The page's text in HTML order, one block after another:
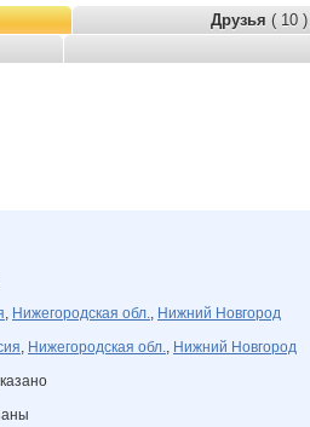
Друзья ( 10 )
, Нижегородская обл., Нижний Новгород
, Нижегородская обл., Нижний Новгород